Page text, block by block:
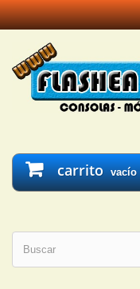
carrito vacío